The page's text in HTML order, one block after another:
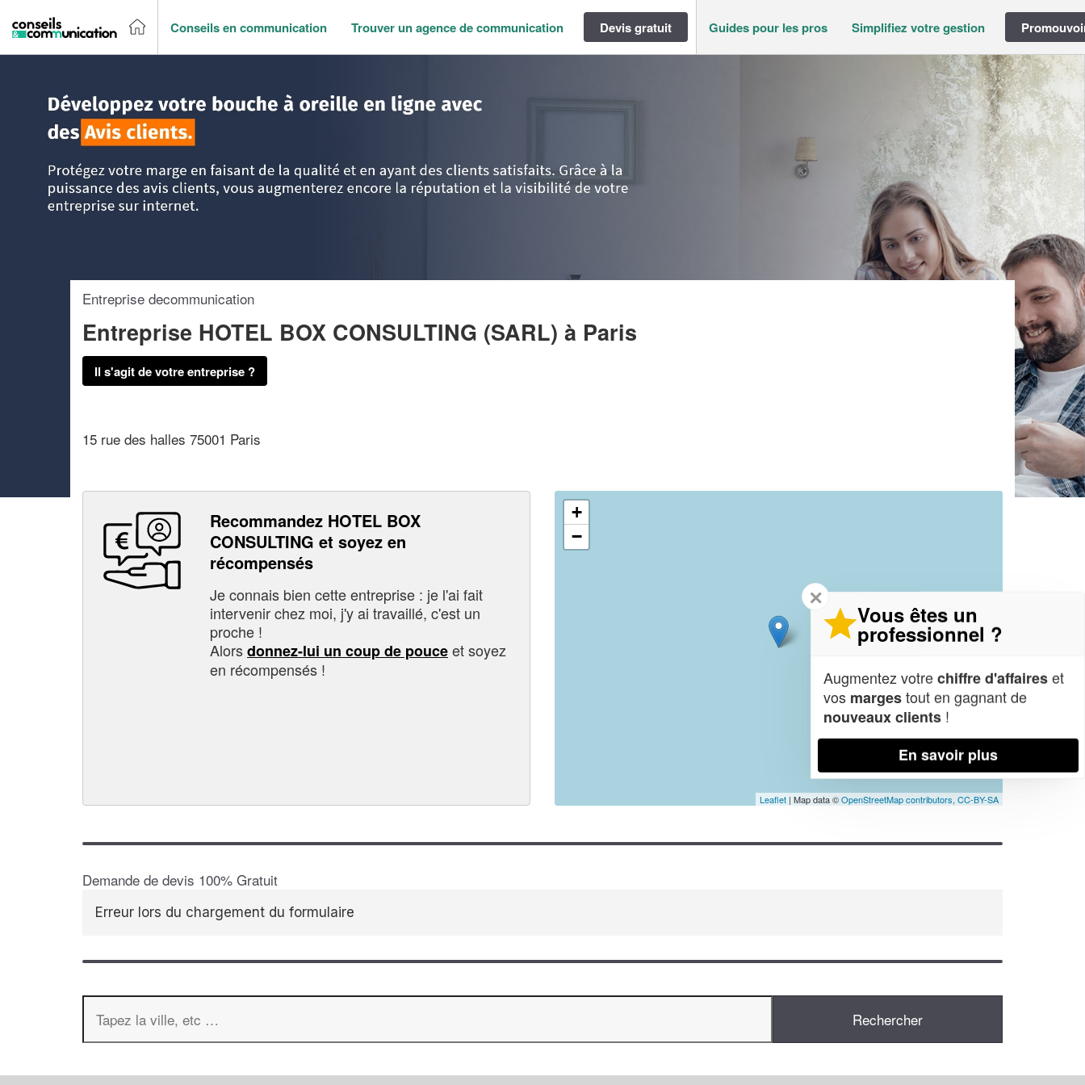
Conseils en communication Trouver un agence de communication Devis gratuit Guides pour les pros Simplifiez votre gestion
Entreprise decommunication
Entreprise HOTEL BOX CONSULTING (SARL) à Paris
Il s'agit de votre entreprise ?
15 rue des halles 75001 Paris
Recommandez HOTEL BOX
CONSULTING et soyez en
récompensés
Je connais bien cette entreprise : je l'ai fait
intervenir chez moi, j'y ai travaillé, c'est un
proche !
Alorsdonnez-lui un coup de pouceet soyez
en récompensés !
+
−
Leaflet | Map data ©OpenStreetMap contributors, CC-BY-SA
Demande de devis 100% Gratuit
Erreur lors du chargement du formulaire
✕
Vous êtes un
professionnel ?
Augmentez votrechiffre d'affaireset
vos margestout en gagnant de
nouveaux clients !
En savoir plus